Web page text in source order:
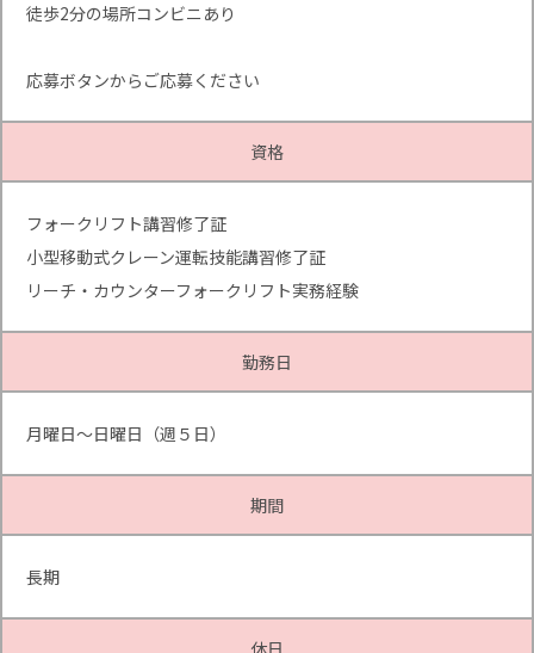
徒歩2分の場所コンビニあり
応募ボタンからご応募ください
資格
フォークリフト講習修了証
小型移動式クレーン運転技能講習修了証
リーチ・カウンターフォークリフト実務経験
勤務日
月曜日～日曜日（週５日）
期間
長期